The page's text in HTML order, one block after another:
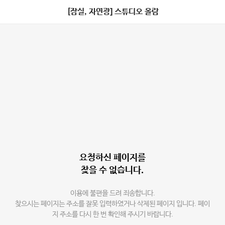
[잠실, 자연광] 스튜디오 올람
요청하신 페이지를
찾을 수 없습니다.
이용에 불편을 드려 죄송합니다.
찾으시는 페이지는 주소를 잘못 입력하였거나 삭제된 페이지 입니다. 페이
지 주소를 다시 한 번 확인해 주시기 바랍니다.